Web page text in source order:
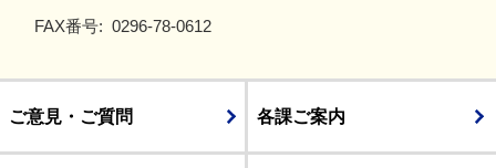
FAX番号: 0296-78-0612
ご意見・ご質問 各課ご案内